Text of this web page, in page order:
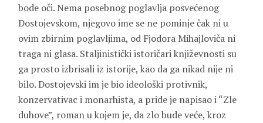
bode oči. Nema posebnog poglavlja posvećenog
Dostojevskom, njegovo ime se ne pominje čak ni u
ovim zbirnim poglavljima, od Fjodora Mihajloviča ni
traga ni glasa. Staljinistički istoričari književnosti su
ga prosto izbrisali iz istorije, kao da ga nikad nije ni
bilo. Dostojevski im je bio ideološki protivnik,
konzervativac i monarhista, a pride je napisao i “Zle
duhove”, roman u kojem je, da zlo bude veće, kroz